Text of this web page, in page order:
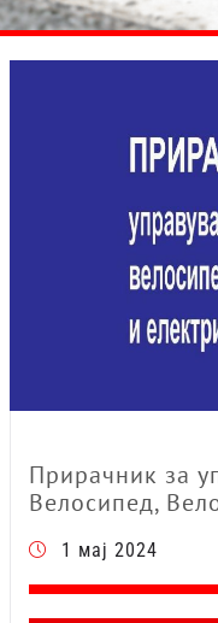
Прирачник за
Велосипед,
1 мај 2024